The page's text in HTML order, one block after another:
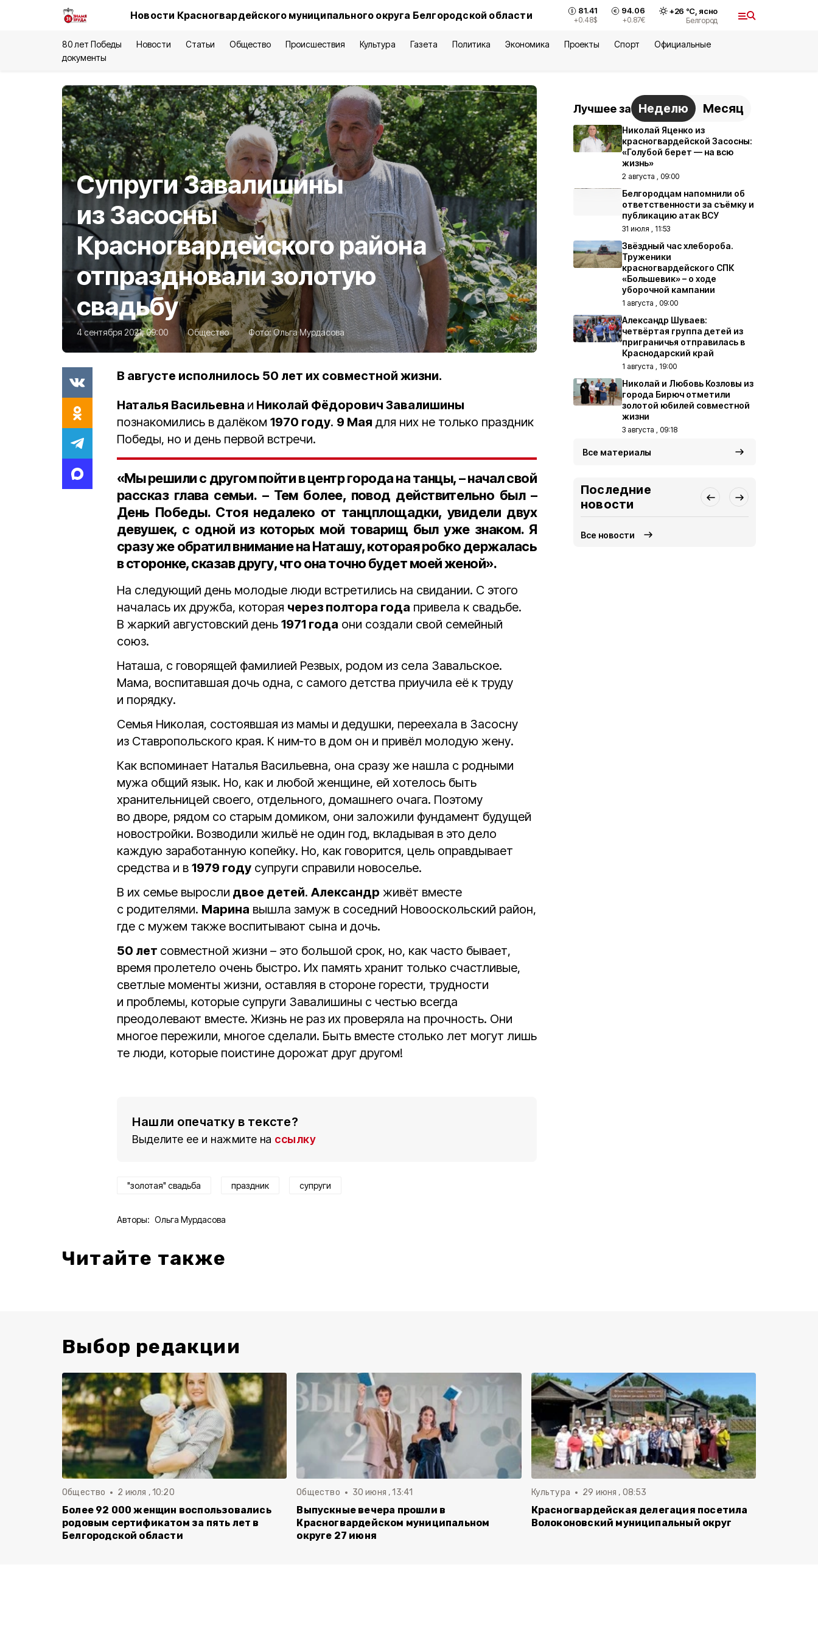
Новости Красногвардейского муниципального округа Белгородской области 81.41
+0.48$
94.06
+0.87€
+26 °С, ясно
Белгород
80 лет Победы Новости Статьи Общество Происшествия Культура Газета Политика Экономика Проекты Спорт
Официальные
документы
Супруги Завалишины
из Засосны
Красногвардейского района
отпраздновали золотую
свадьбу
4 сентября 2021, 09:00 Общество Фото:Ольга Мурдасова
В августе исполнилось 50 лет их совместной жизни.
Наталья Васильевна и Николай Фёдорович Завалишины
познакомились в далёком 1970 году. 9 Мая для них не только праздник
Победы, но и день первой встречи.
«Мы решили с другом пойти в центр города на танцы, – начал свой
рассказ глава семьи. – Тем более, повод действительно был –
День Победы. Стоя недалеко от танцплощадки, увидели двух
девушек, с одной из которых мой товарищ был уже знаком. Я
сразу же обратил внимание на Наташу, которая робко держалась
в сторонке, сказав другу, что она точно будет моей женой».
На следующий день молодые люди встретились на свидании. С этого
началась их дружба, которая через полтора года привела к свадьбе.
В жаркий августовский день 1971 года они создали свой семейный
союз.
Наташа, с говорящей фамилией Резвых, родом из села Завальское.
Мама, воспитавшая дочь одна, с самого детства приучила её к труду
и порядку.
Семья Николая, состоявшая из мамы и дедушки, переехала в Засосну
из Ставропольского края. К ним‑то в дом он и привёл молодую жену.
Как вспоминает Наталья Васильевна, она сразу же нашла с родными
мужа общий язык. Но, как и любой женщине, ей хотелось быть
хранительницей своего, отдельного, домашнего очага. Поэтому
во дворе, рядом со старым домиком, они заложили фундамент будущей
новостройки. Возводили жильё не один год, вкладывая в это дело
каждую заработанную копейку. Но, как говорится, цель оправдывает
средства и в 1979 году супруги справили новоселье.
В их семье выросли двое детей. Александр живёт вместе
с родителями. Марина вышла замуж в соседний Новооскольский район,
где с мужем также воспитывают сына и дочь.
50 лет совместной жизни – это большой срок, но, как часто бывает,
время пролетело очень быстро. Их память хранит только счастливые,
светлые моменты жизни, оставляя в стороне горести, трудности
и проблемы, которые супруги Завалишины с честью всегда
преодолевают вместе. Жизнь не раз их проверяла на прочность. Они
многое пережили, многое сделали. Быть вместе столько лет могут лишь
те люди, которые поистине дорожат друг другом!
Нашли опечатку в тексте?
Выделите ее и нажмите на ссылку
"золотая" свадьба праздник супруги
Авторы: Ольга Мурдасова
Читайте также
Лучшее за Неделю Месяц
Николай Яценко из
красногвардейской Засосны:
«Голубой берет — на всю
жизнь»
2 августа , 09:00
Белгородцам напомнили об
ответственности за съёмку и
публикацию атак ВСУ
31 июля , 11:53
Звёздный час хлебороба.
Труженики
красногвардейского СПК
«Большевик» – о ходе
уборочной кампании
1 августа , 09:00
Александр Шуваев:
четвёртая группа детей из
приграничья отправилась в
Краснодарский край
1 августа , 19:00
Николай и Любовь Козловы из
города Бирюч отметили
золотой юбилей совместной
жизни
3 августа , 09:18
Все материалы
Последние
новости
Все новости
Выбор редакции
Общество 2 июля , 10:20
Более 92 000 женщин воспользовались
родовым сертификатом за пять лет в
Белгородской области
Общество 30 июня , 13:41
Выпускные вечера прошли в
Красногвардейском муниципальном
округе 27 июня
Культура 29 июня , 08:53
Красногвардейская делегация посетила
Волоконовский муниципальный округ